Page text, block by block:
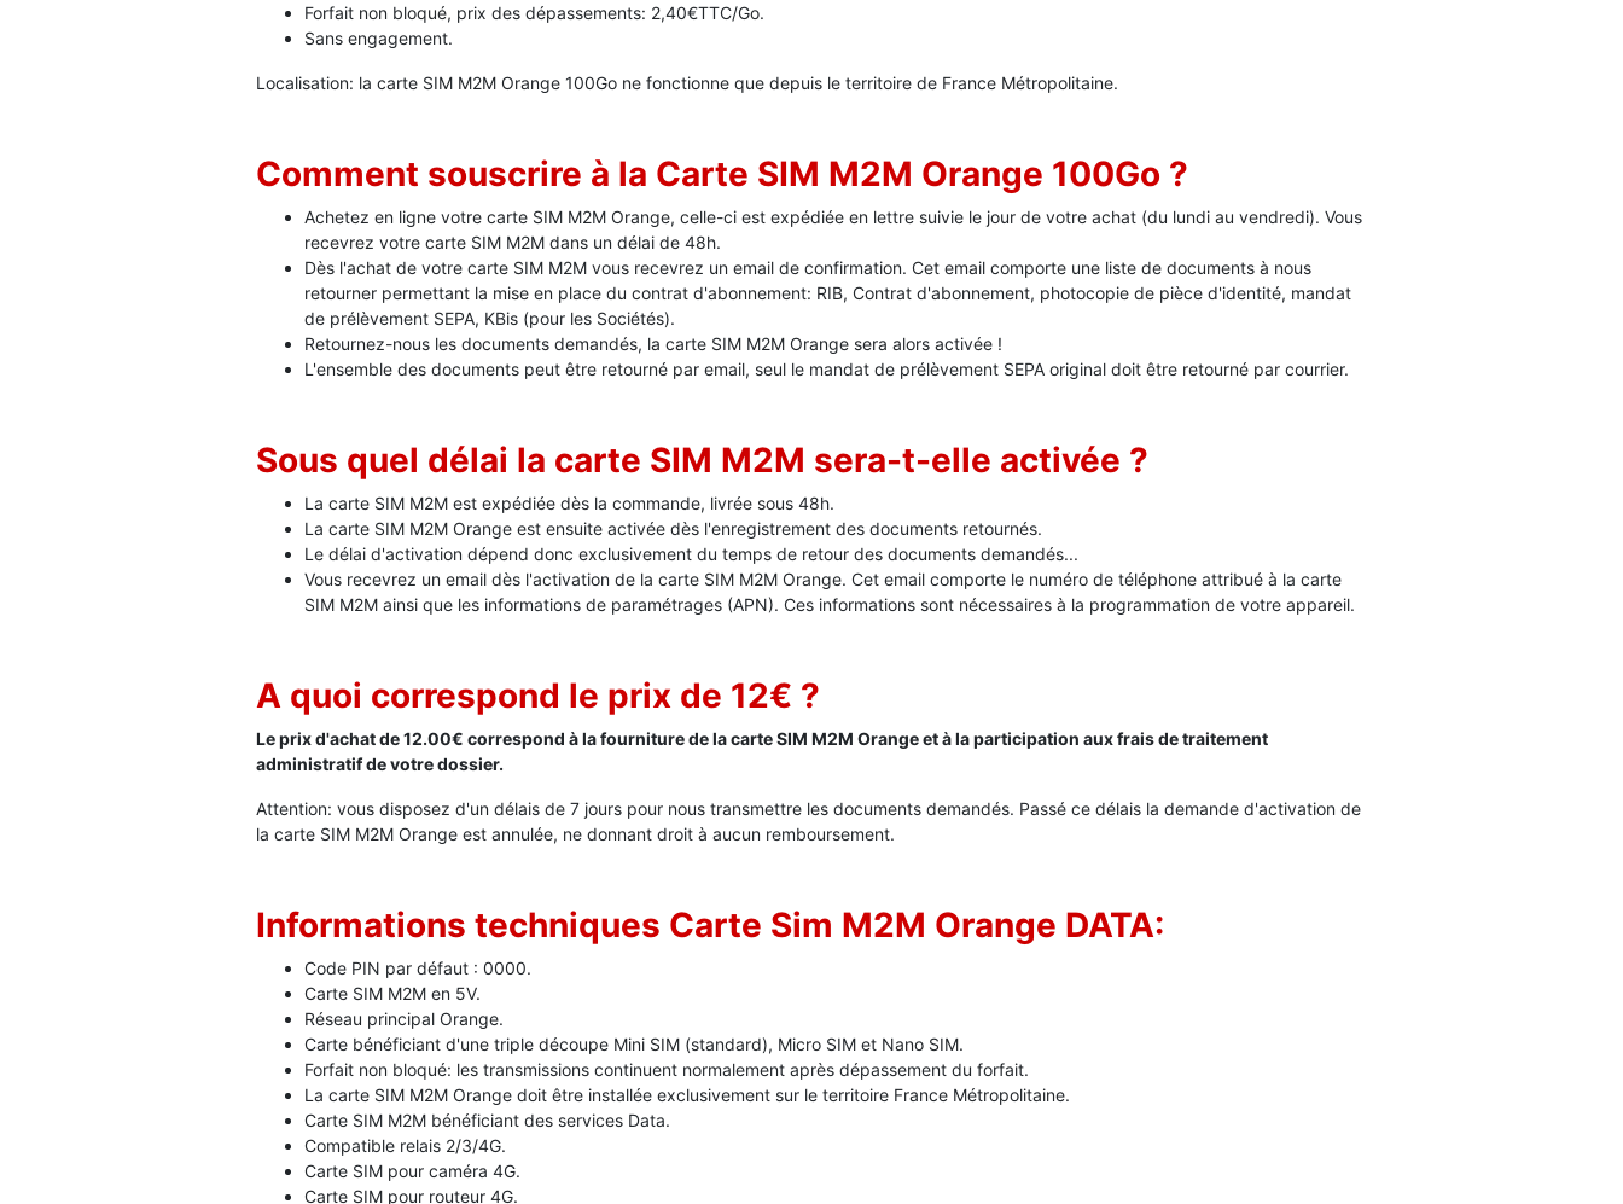
Forfait non bloqué, prix des dépassements: 2,40€TTC/Go.
Sans engagement.
Localisation: la carte SIM M2M Orange 100Go ne fonctionne que depuis le territoire de France Métropolitaine.
Comment souscrire à la Carte SIM M2M Orange 100Go ?
Achetez en ligne votre carte SIM M2M Orange, celle-ci est expédiée en lettre suivie le jour de votre achat (du lundi au vendredi). Vous
recevrez votre carte SIM M2M dans un délai de 48h.
Dès l'achat de votre carte SIM M2M vous recevrez un email de confirmation. Cet email comporte une liste de documents à nous
retourner permettant la mise en place du contrat d'abonnement: RIB, Contrat d'abonnement, photocopie de pièce d'identité, mandat
de prélèvement SEPA, KBis (pour les Sociétés).
Retournez-nous les documents demandés, la carte SIM M2M Orange sera alors activée !
L'ensemble des documents peut être retourné par email, seul le mandat de prélèvement SEPA original doit être retourné par courrier.
Sous quel délai la carte SIM M2M sera-t-elle activée ?
La carte SIM M2M est expédiée dès la commande, livrée sous 48h.
La carte SIM M2M Orange est ensuite activée dès l'enregistrement des documents retournés.
Le délai d'activation dépend donc exclusivement du temps de retour des documents demandés...
Vous recevrez un email dès l'activation de la carte SIM M2M Orange. Cet email comporte le numéro de téléphone attribué à la carte
SIM M2M ainsi que les informations de paramétrages (APN). Ces informations sont nécessaires à la programmation de votre appareil.
A quoi correspond le prix de 12€ ?
Le prix d'achat de 12.00€ correspond à la fourniture de la carte SIM M2M Orange et à la participation auxfrais de traitement
administratif de votre dossier.
Attention: vous disposez d'un délais de 7 jours pour nous transmettre les documents demandés. Passé ce délais la demande d'activation de
la carte SIM M2M Orange est annulée, ne donnant droit à aucun remboursement.
Informations techniques Carte Sim M2M Orange DATA:
Code PIN par défaut : 0000.
Carte SIM M2M en 5V.
Réseau principal Orange.
Carte bénéficiant d'une triple découpe Mini SIM (standard), Micro SIM et Nano SIM.
Forfait non bloqué: les transmissions continuent normalement après dépassement du forfait.
La carte SIM M2M Orange doit être installée exclusivement sur le territoire France Métropolitaine.
Carte SIM M2M bénéficiant des services Data.
Compatible relais 2/3/4G.
Carte SIM pour caméra 4G.
Carte SIM pour routeur 4G.